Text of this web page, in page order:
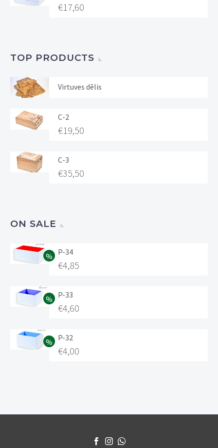
€17,60
TOP PRODUCTS
Virtuves dēlis
C-2
€19,50
C-3
€35,50
ON SALE
P-34
€4,85
P-33
€4,60
P-32
€4,00